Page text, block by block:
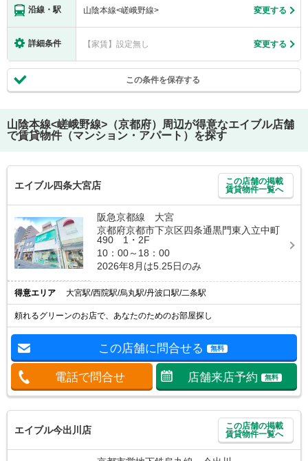
沿線・駅 山陰本線<嵯峨野線> 変更する
詳細条件 【家賃】設定無し 変更する
この条件を保存する
山陰本線<嵯峨野線>（京都府）
周辺が得意なエイブル店舗
で賃貸物件（マンション・アパート）を探す
エイブル四条大宮店
この店舗の掲載
賃貸物件一覧へ
阪急京都線 大宮
京都府京都市下京区四条通黒門東入立中町
490 1・2F
10：00～18：00
2026年8月は5.25日のみ
得意エリア 大宮駅/西院駅/烏丸駅/丹波口駅/二条駅
頼れるグリーンのお店で、あなたのためのお部屋探し
この店舗に問合せる 無料
電話で問合せ 店舗来店予約 無料
エイブル今出川店
この店舗の掲載
賃貸物件一覧へ